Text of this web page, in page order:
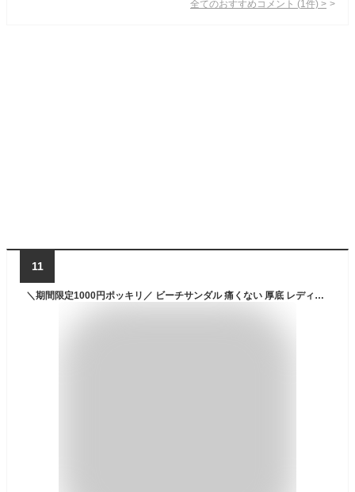
全てのおすすめコメント (1 件) >
11
＼期間限定1000円ポッキリ／ ビーチサンダル 痛くない 厚底 レディース メンズ 歩きやすい トングサンダル リカバリーサンダル 厚底サンダル 疲れない 滑らない 滑り止め 軽量 EVA ビーサン ベランダサンダル 鼻緒 おしゃれ クッション 外履き 超軽量 沖縄 海外 送料無料